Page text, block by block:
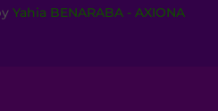
Yahia BENARABA - AXIONA